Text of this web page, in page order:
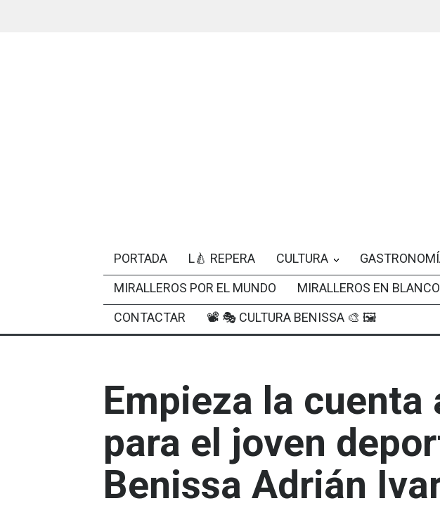
PORTADA L🍐 REPERA CULTURA
MIRALLEROS POR EL MUNDO
MIRALLEROS EN
CONTACTAR
📽 🎭 CULTURA BENISSA 🎨 🖼
Empieza la cuenta
para el joven
Benissa Adrián